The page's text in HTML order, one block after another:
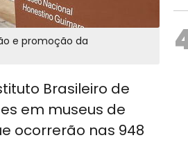
e promoção da
Brasileiro de
em museus de
ocorrerão nas 948